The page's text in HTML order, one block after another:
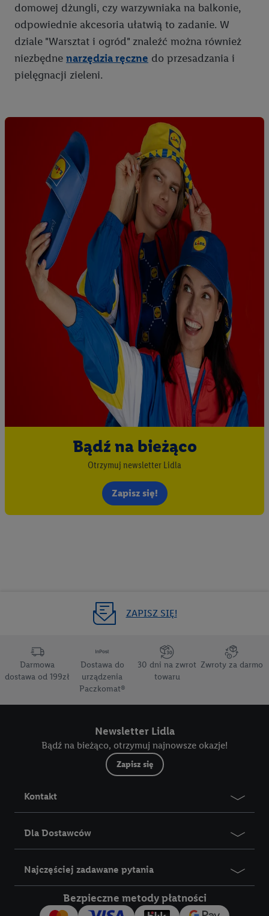
domowej dżungli, czy warzywniaka na balkonie,
odpowiednie akcesoria ułatwią to zadanie. W
dziale "Warsztat i ogród" znaleźć można również
niezbędne narzędzia ręczne do przesadzania i
pielęgnacji zieleni.
Bądź na bieżąco
Otrzymuj newsletter Lidla
Zapisz się!
ZAPISZ SIĘ!
Darmowa
dostawa od 199zł
Dostawa do
urządzenia
Paczkomat®
30 dni na zwrot
towaru
Zwroty za darmo
Newsletter Lidla
Bądź na bieżąco, otrzymuj najnowsze okazje!
Zapisz się
Kontakt
Dla Dostawców
Najczęściej zadawane pytania
Bezpieczne metody płatności